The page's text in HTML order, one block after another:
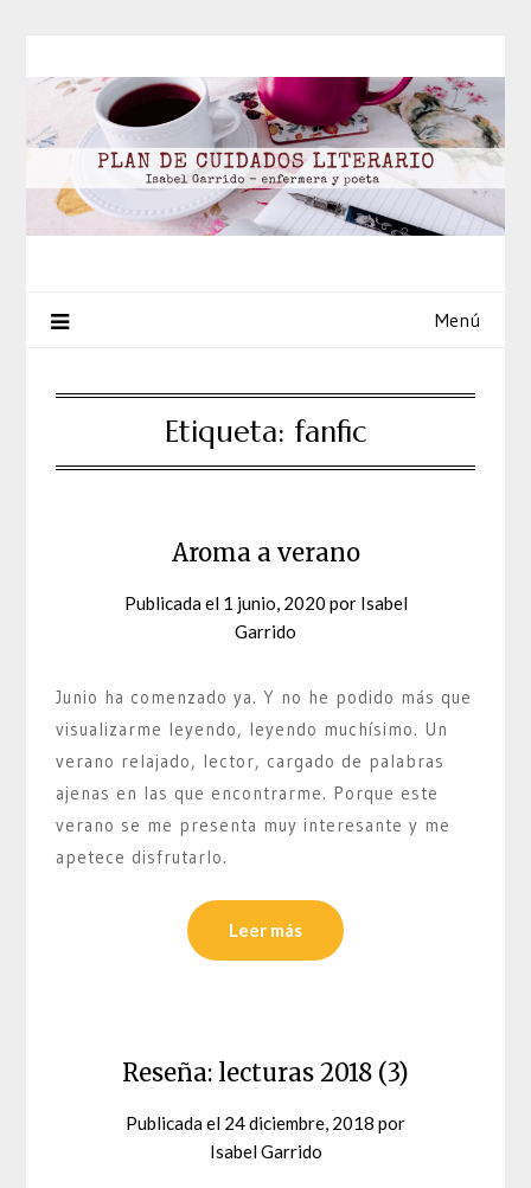
contenido
Menú
Etiqueta: fanfic
Aroma a verano
Publicada el 1 junio, 2020 por Isabel
Garrido
Junio ha comenzado ya. Y no he podido más que
visualizarme leyendo, leyendo muchísimo. Un
verano relajado, lector, cargado de palabras
ajenas en las que encontrarme. Porque este
verano se me presenta muy interesante y me
apetece disfrutarlo.
Leer más
Reseña: lecturas 2018 (3)
Publicada el 24 diciembre, 2018 por
Isabel Garrido